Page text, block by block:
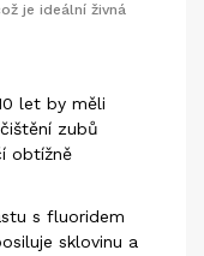
je ideální živná
let by měli
zubů
obtížně
s fluoridem
sklovinu a